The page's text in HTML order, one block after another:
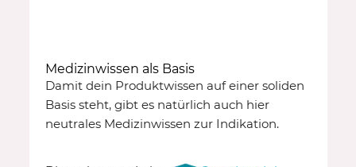
Medizinwissen als Basis
Damit dein Produktwissen auf einer soliden
Basis steht, gibt es natürlich auch hier
neutrales Medizinwissen zur Indikation.